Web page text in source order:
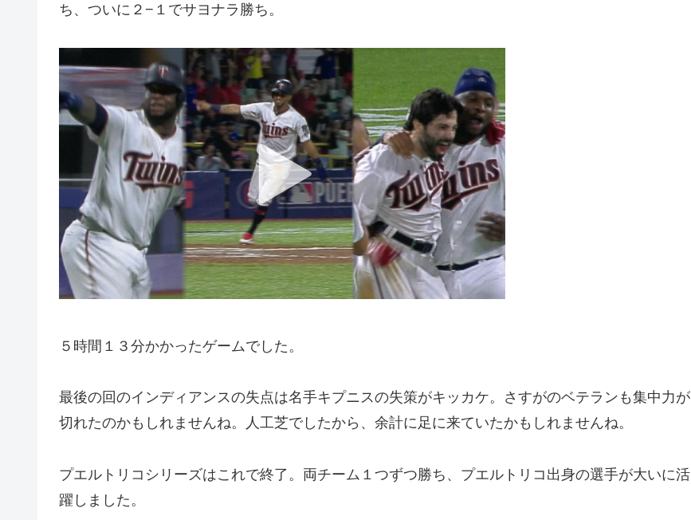
ち、ついに２−１でサヨナラ勝ち。
５時間１３分かかったゲームでした。
最後の回のインディアンスの失点は名手キプニスの失策がキッカケ。さすがのベテランも集中力が
切れたのかもしれませんね。人工芝でしたから、余計に足に来ていたかもしれませんね。
プエルトリコシリーズはこれで終了。両チーム１つずつ勝ち、プエルトリコ出身の選手が大いに活
躍しました。